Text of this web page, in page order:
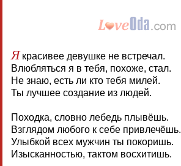
Якрасивее девушке не встречал.
Влюбляться я в тебя, похоже, стал.
Не знаю, есть ли кто тебя милей.
Ты лучшее создание из людей.
Походка, словно лебедь плывёшь.
Взглядом любого к себе привлечёшь.
Улыбкой всех мужчин ты покоришь.
Изысканностью, тактом восхитишь.